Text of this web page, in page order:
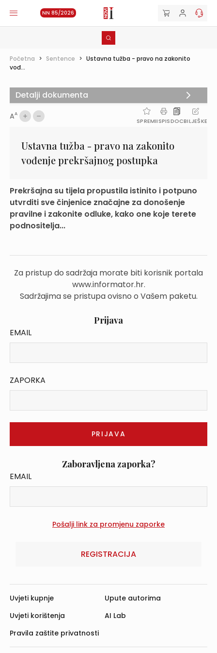
NN 85/2026
Početna > Sentence > Ustavna tužba - pravo na zakonito
vođ...
AA
SPREMIISPISDOCBILJEŠKE
Ustavna tužba - pravo na zakonito
vođenje prekršajnog postupka
Prekršajna su tijela propustila istinito i potpuno
utvrditi sve činjenice značajne za donošenje
pravilne i zakonite odluke, kako one koje terete
podnositelja...
Za pristup do sadržaja morate biti korisnik portala
www.informator.hr.
Sadržajima se pristupa ovisno o Vašem paketu.
Prijava
EMAIL
ZAPORKA
Zaboravljena zaporka?
EMAIL
REGISTRACIJA
Detalji dokumenta
Uvjeti kupnje
Uvjeti korištenja
Pravila zaštite privatnosti
Upute autorima
AI Lab